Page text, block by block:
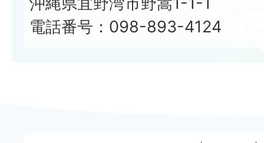
電話番号：098-893-4124